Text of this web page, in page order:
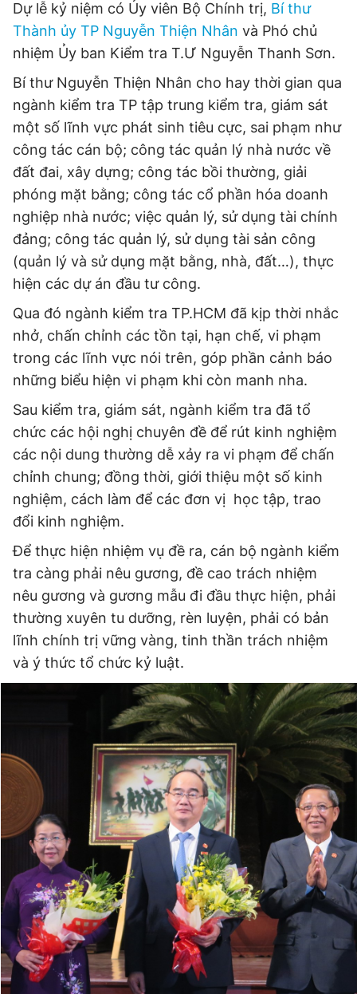
Đọc Thanh Niên trên điện thoại
Theo dõi báo trên
0906 645 777
Liên hệ quảng cáo
0908 780 404
Đặt báo Quảng cáo RSS Tòa soạn Chính sách bảo
Phó tổng biên tập thường trực: Hải Thành
Phó tổng biên tập: Lâm Hiếu Dũng
Phó tổng biên tập: Trần Việt Hưng
Tổng thư ký tòa soạn: Đức Trung
Giấy phép xuất bản số 110/GP - BTTTT cấp ngày 24.3.2020
chép dưới mọi hình thức nếu không có sự chấp thuận bằng văn
bản. Phát triển bởi ePi Technologies, JSC.
Dự lễ kỷ niệm có Ủy viên Bộ Chính trị, Bí thư
Thành ủy TP Nguyễn Thiện Nhân và Phó chủ
nhiệm Ủy ban Kiểm tra T.Ư Nguyễn Thanh Sơn.
Bí thư Nguyễn Thiện Nhân cho hay thời gian qua
ngành kiểm tra TP tập trung kiểm tra, giám sát
một số lĩnh vực phát sinh tiêu cực, sai phạm như
công tác cán bộ; công tác quản lý nhà nước về
đất đai, xây dựng; công tác bồi thường, giải
phóng mặt bằng; công tác cổ phần hóa doanh
nghiệp nhà nước; việc quản lý, sử dụng tài chính
đảng; công tác quản lý, sử dụng tài sản công
(quản lý và sử dụng mặt bằng, nhà, đất…), thực
hiện các dự án đầu tư công.
Qua đó ngành kiểm tra TP.HCM đã kịp thời nhắc
nhở, chấn chỉnh các tồn tại, hạn chế, vi phạm
trong các lĩnh vực nói trên, góp phần cảnh báo
những biểu hiện vi phạm khi còn manh nha.
Sau kiểm tra, giám sát, ngành kiểm tra đã tổ
chức các hội nghị chuyên đề để rút kinh nghiệm
các nội dung thường dễ xảy ra vi phạm để chấn
chỉnh chung; đồng thời, giới thiệu một số kinh
nghiệm, cách làm để các đơn vị học tập, trao
đổi kinh nghiệm.
Để thực hiện nhiệm vụ đề ra, cán bộ ngành kiểm
tra càng phải nêu gương, đề cao trách nhiệm
nêu gương và gương mẫu đi đầu thực hiện, phải
thường xuyên tu dưỡng, rèn luyện, phải có bản
lĩnh chính trị vững vàng, tinh thần trách nhiệm
và ý thức tổ chức kỷ luật.